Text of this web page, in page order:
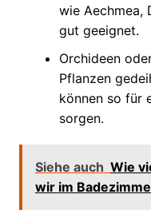
wie Aechmea,
gut geeignet.
Orchideen
Pflanzen
können so für
sorgen.
Siehe auch Wie
wir im